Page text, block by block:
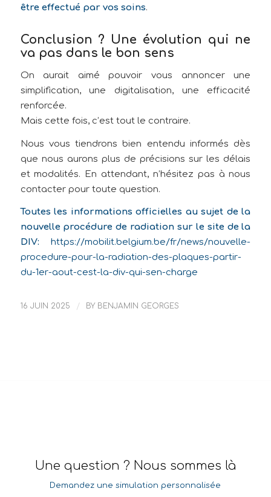
être effectué par vos soins.
Conclusion ? Une évolution qui ne
va pas dans le bon sens
On aurait aimé pouvoir vous annoncer une
simplification, une digitalisation, une efficacité
renforcée.
Mais cette fois, c’est tout le contraire.
Nous vous tiendrons bien entendu informés dès
que nous aurons plus de précisions sur les délais
et modalités. En attendant, n’hésitez pas à nous
contacter pour toute question.
Toutes les informations officielles au sujet de la
nouvelle procédure de radiation sur le site de la
DIV:
https://mobilit.belgium.be/fr/news/nouvelle-
procedure-pour-la-radiation-des-plaques-partir-
du-1er-aout-cest-la-div-qui-sen-charge
16 JUIN 2025 / BY BENJAMIN GEORGES
Une question ? Nous sommes là
Demandez une simulation personnalisée